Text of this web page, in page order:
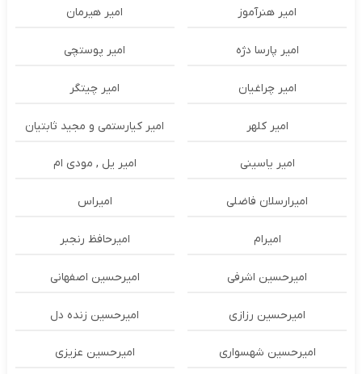
امیر هنرآموز امیر هیرمان
امیر پارسا دژه امیر پوستچی
امیر چراغیان امیر چیتگر
امیر کلهر امیر کیارستمی و مجید ثابتیان
امیر یاسینی امیر یل , مودی ام
امیرارسلان فاضلی امیراس
امیرام امیرحافظ رنجبر
امیرحسین اشرفی امیرحسین اصفهانی
امیرحسین رزازی امیرحسین زنده دل
امیرحسین شهسواری امیرحسین عزیزی